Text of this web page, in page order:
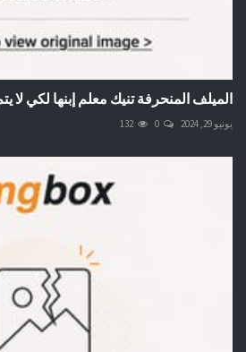
الميلف المنحرفة تنيك معلم إبنها لكي لا
يونيو 29, 2024 0
132